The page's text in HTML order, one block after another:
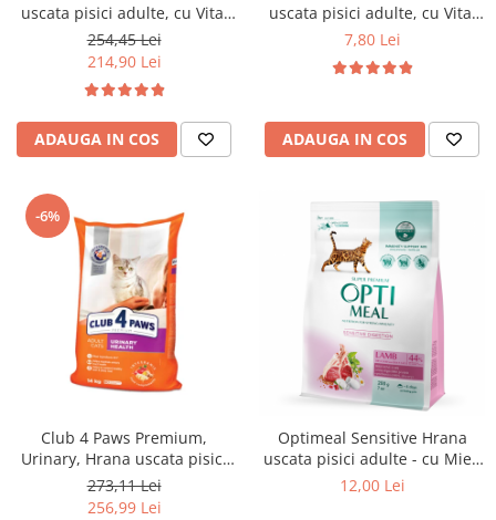
uscata pisici adulte, cu Vita,
14kg
254,45 Lei
214,90 Lei
ADAUGA IN COS
uscata pisici adulte, cu Vita,
300g
7,80 Lei
ADAUGA IN COS
-6%
Club 4 Paws Premium,
Urinary, Hrana uscata pisici
adulte, 14kg
273,11 Lei
256,99 Lei
Optimeal Sensitive Hrana
uscata pisici adulte - cu Miel,
200g
12,00 Lei